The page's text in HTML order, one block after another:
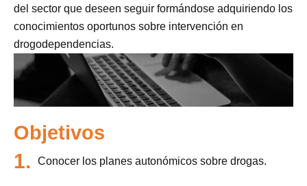
del sector que deseen seguir formándose adquiriendo los
conocimientos oportunos sobre intervención en
drogodependencias.
Objetivos
1. Conocer los planes autonómicos sobre drogas.